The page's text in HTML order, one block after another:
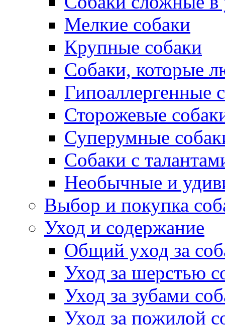
Мелкие собаки
Крупные собаки
Собаки, которые
Гипоаллергенные
Сторожевые
Суперумные
Собаки с
Необычные и
Выбор и покупка
Уход и содержание
Общий уход за
Уход за шерстью
Уход за зубами
Уход за пожилой